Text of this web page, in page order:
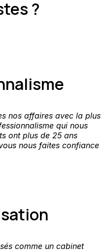
?
nos affaires avec la plus
qui nous
ont plus de 25 ans
nous faites confiance
comme un cabinet